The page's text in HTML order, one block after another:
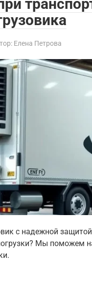
Елена Петрова
с надежной
Мы поможем